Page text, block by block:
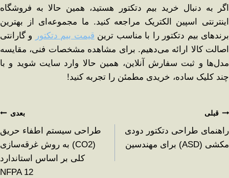
اگر به دنبال خرید بیم دتکتور هستید، همین حالا به فروشگاه
اینترنتی اسپین الکتریک مراجعه کنید. ما مجموعه‌ای از بهترین
برندهای بیم دتکتور را با مناسب ترین قیمت بیم دتکتور
و گارانتی
اصالت کالا ارائه می‌دهیم. برای مشاهده مشخصات فنی، مقایسه
مدل‌ها و ثبت سفارش آنلاین، همین حالا وارد سایت شوید و با
چند کلیک ساده، خریدی مطمئن را تجربه کنید!
قبلی
راهنمای طراحی دتکتور دودی
مکشی (ASD) برای مهندسین
بعدی
طراحی سیستم اطفاء حریق
(CO2) به روش غرقه‌سازی
کلی بر اساس استاندارد
NFPA 12